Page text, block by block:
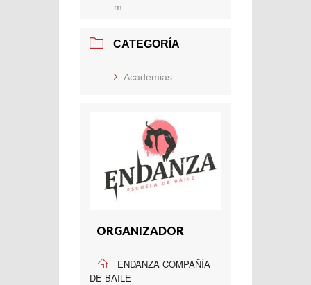
m
CATEGORÍA
Academias
ORGANIZADOR
ENDANZA COMPAÑÍA
DE BAILE